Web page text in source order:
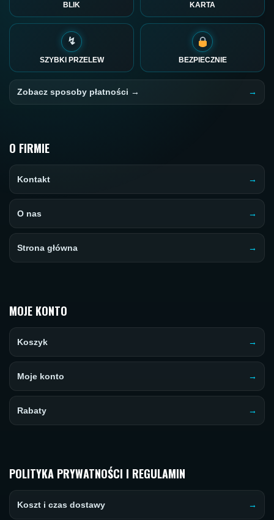
BLIK KARTA
↯
SZYBKI PRZELEW BEZPIECZNIE
Zobacz sposoby płatności →
O FIRMIE
Kontakt
O nas
Strona główna
MOJE KONTO
Koszyk
Moje konto
Rabaty
POLITYKA PRYWATNOŚCI I REGULAMIN
Koszt i czas dostawy